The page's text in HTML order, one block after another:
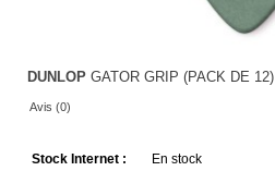
DUNLOP GATOR GRIP (PACK DE 12)
Avis (0)
Stock Internet :
En stock